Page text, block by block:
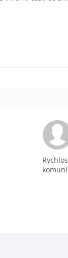
je 5 z 5 hvězdiček.